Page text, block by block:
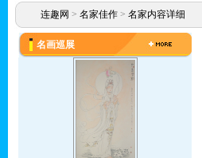
连趣网 > 名家佳作> 名家内容详细
名画巡展